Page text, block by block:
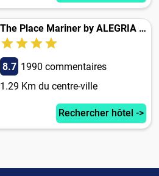
The Place Mariner by ALEGRIA Adults Only
8.7 1990 commentaires
1.29 Km du centre-ville
Rechercher hôtel ->